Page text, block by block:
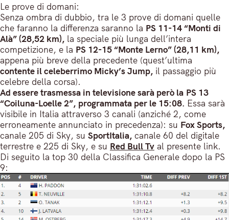
Le prove di domani:
Senza ombra di dubbio, tra le 3 prove di domani quelle
che faranno la differenza saranno la PS 11-14 “Monti di
Alà” (28,52 km), la speciale più lunga dell’intera
competizione, e la PS 12-15 “Monte Lerno” (28,11 km),
appena più breve della precedente (quest’ultima
contente il celeberrimo Micky’s Jump, il passaggio più
celebre della corsa).
Ad essere trasmessa in televisione sarà però la PS 13
“Coiluna-Loelle 2”, programmata per le 15:08. Essa sarà
visibile in Italia attraverso 3 canali (anziché 2, come
erroneamente annunciato in precedenza): su Fox Sports,
canale 205 di Sky, su SportItalia, canale 60 del digitale
terrestre e 225 di Sky, e su Red Bull Tv al presente link.
Di seguito la top 30 della Classifica Generale dopo la PS
9: